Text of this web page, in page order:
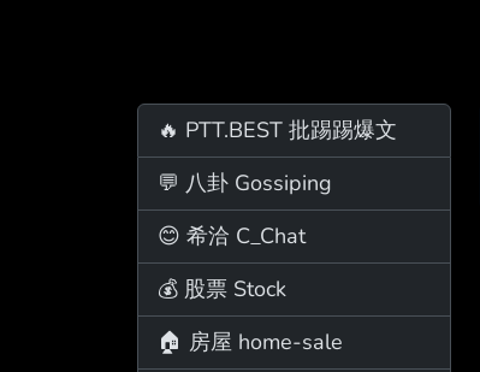
🔥 PTT.BEST 批踢踢爆文
💬 八卦 Gossiping
😊 希洽 C_Chat
💰 股票 Stock
🏠 房屋 home-sale